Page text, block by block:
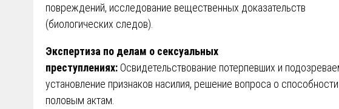
повреждений, исследование вещественных доказательств
(биологических следов).
Экспертиза по делам о сексуальных
преступлениях: Освидетельствование потерпевших и
установление признаков насилия, решение вопроса о
половым актам.